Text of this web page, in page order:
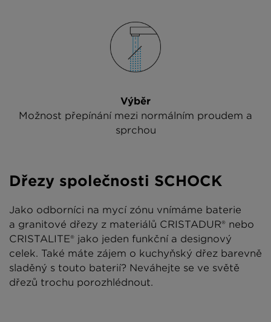
Výběr
Možnost přepínání mezi normálním proudem a
sprchou
Dřezy společnosti SCHOCK
Jako odborníci na mycí zónu vnímáme baterie
a granitové dřezy z materiálů CRISTADUR® nebo
CRISTALITE® jako jeden funkční a designový
celek. Také máte zájem o kuchyňský dřez barevně
sladěný s touto baterií? Neváhejte se ve světě
dřezů trochu porozhlédnout.